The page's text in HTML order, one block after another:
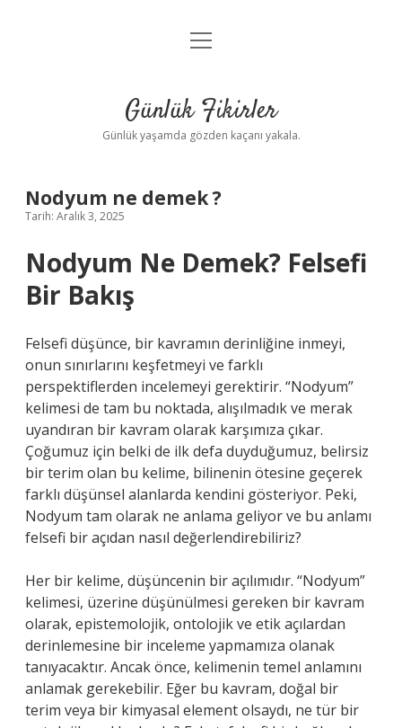
Anasayfa
Yasal Uyarı
menüyü
Günlük Fikirler
Günlük yaşamda gözden kaçanı yakala.
Nodyum ne demek ?
Tarih: Aralık 3, 2025
Nodyum Ne Demek? Felsefi
Bir Bakış
Felsefi düşünce, bir kavramın derinliğine inmeyi,
onun sınırlarını keşfetmeyi ve farklı
perspektiflerden incelemeyi gerektirir. “Nodyum”
kelimesi de tam bu noktada, alışılmadık ve merak
uyandıran bir kavram olarak karşımıza çıkar.
Çoğumuz için belki de ilk defa duyduğumuz, belirsiz
bir terim olan bu kelime, bilinenin ötesine geçerek
farklı düşünsel alanlarda kendini gösteriyor. Peki,
Nodyum tam olarak ne anlama geliyor ve bu anlamı
felsefi bir açıdan nasıl değerlendirebiliriz?
Her bir kelime, düşüncenin bir açılımıdır. “Nodyum”
kelimesi, üzerine düşünülmesi gereken bir kavram
olarak, epistemolojik, ontolojik ve etik açılardan
derinlemesine bir inceleme yapmamıza olanak
tanıyacaktır. Ancak önce, kelimenin temel anlamını
anlamak gerekebilir. Eğer bu kavram, doğal bir
terim veya bir kimyasal element olsaydı, ne tür bir